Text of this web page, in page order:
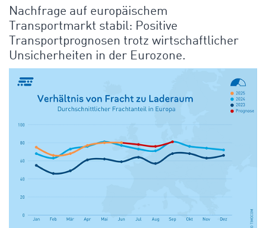
Nachfrage auf europäischem
Transportmarkt stabil: Positive
Transportprognosen trotz wirtschaftlicher
Unsicherheiten in der Eurozone.